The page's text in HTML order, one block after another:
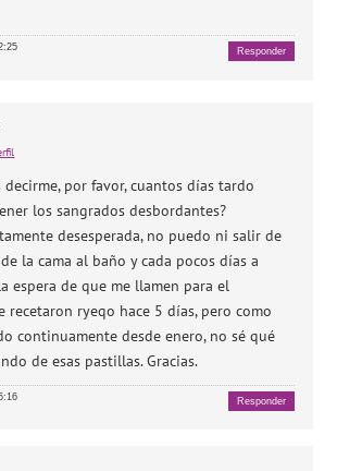
Responder
decirme, por favor, cuantos días tardo
los sangrados desbordantes?
desesperada, no puedo ni salir de
la cama al baño y cada pocos días a
espera de que me llamen para el
recetaron ryeqo hace 5 días, pero como
continuamente desde enero, no sé qué
de esas pastillas. Gracias.
Responder